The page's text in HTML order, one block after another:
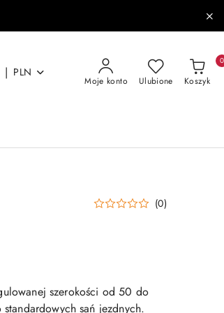
| PLN
Moje konto Ulubione Koszyk
0
(0)
szerokości od 50 do
sań jezdnych.